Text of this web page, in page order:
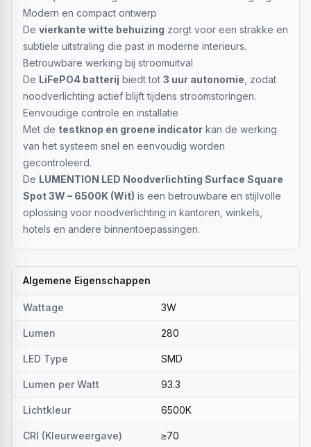
Modern en compact ontwerp
De vierkante witte behuizing zorgt voor een strakke en
subtiele uitstraling die past in moderne interieurs.
Betrouwbare werking bij stroomuitval
De LiFePO4 batterij biedt tot 3 uur autonomie , zodat
noodverlichting actief blijft tijdens stroomstoringen.
Eenvoudige controle en installatie
Met de testknop en groene indicator kan de werking
van het systeem snel en eenvoudig worden
gecontroleerd.
De LUMENTION LED Noodverlichting Surface Square
Spot 3W – 6500K (Wit) is een betrouwbare en stijlvolle
oplossing voor noodverlichting in kantoren, winkels,
hotels en andere binnentoepassingen.
Algemene Eigenschappen
Wattage 3W
Lumen 280
LED Type SMD
Lumen per Watt 93.3
Lichtkleur 6500K
CRI (Kleurweergave) ≥70